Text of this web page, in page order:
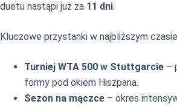
duetu nastąpi już za 11 dni.
Kluczowe przystanki w najbliższym
Turniej WTA 500 w Stuttgarcie –
formy pod okiem Hiszpana.
Sezon na mączce – okres